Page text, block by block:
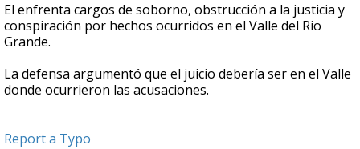
El enfrenta cargos de soborno, obstrucción a la justicia y
conspiración por hechos ocurridos en el Valle del Rio
Grande.
La defensa argumentó que el juicio debería ser en el Valle
donde ocurrieron las acusaciones.
Report a Typo